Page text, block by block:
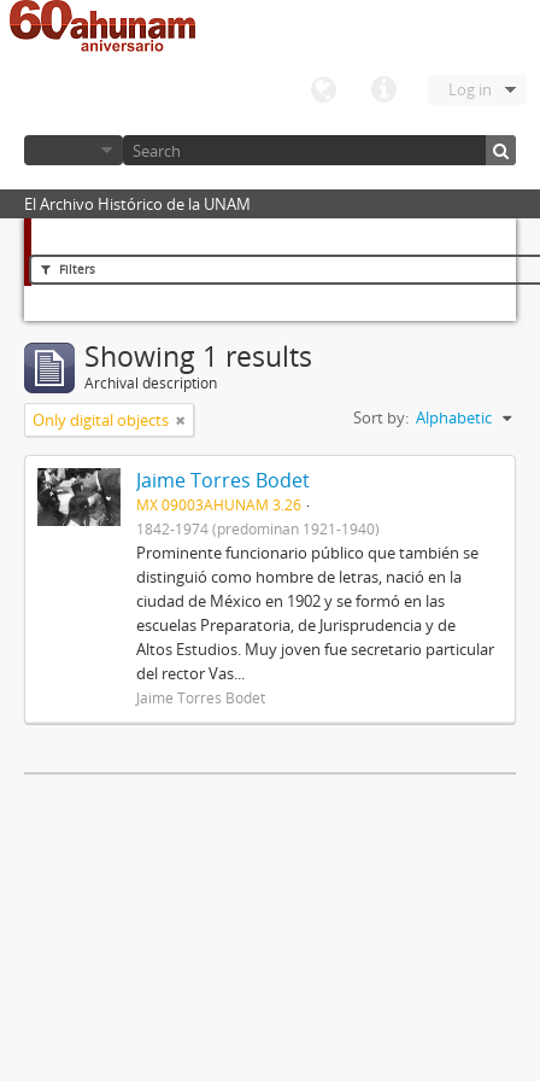
Log in
El Archivo Histórico de la UNAM
Filters
Showing 1 results
Archival description
Only digital objects Sort by: Alphabetic
Jaime Torres Bodet
MX 09003AHUNAM 3.26
1842-1974 (predominan 1921-1940)
Prominente funcionario público que también se
distinguió como hombre de letras, nació en la
ciudad de México en 1902 y se formó en las
escuelas Preparatoria, de Jurisprudencia y de
Altos Estudios. Muy joven fue secretario particular
del rector Vas...
Jaime Torres Bodet